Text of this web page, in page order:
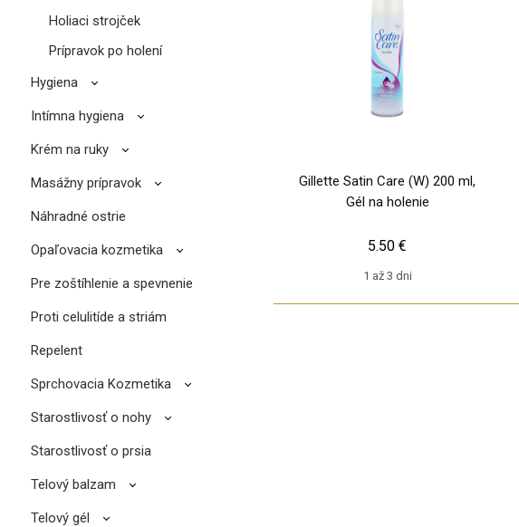
Holiaci strojček
Prípravok po holení
Hygiena
Intímna hygiena
Krém na ruky
Masážny prípravok
Náhradné ostrie
Opaľovacia kozmetika
Pre zoštíhlenie a spevnenie
Proti celulitíde a striám
Repelent
Sprchovacia Kozmetika
Starostlivosť o nohy
Starostlivosť o prsia
Telový balzam
Telový gél
Gillette Satin Care (W) 200 ml,
Gél na holenie
1 až 3 dni
5.50 €